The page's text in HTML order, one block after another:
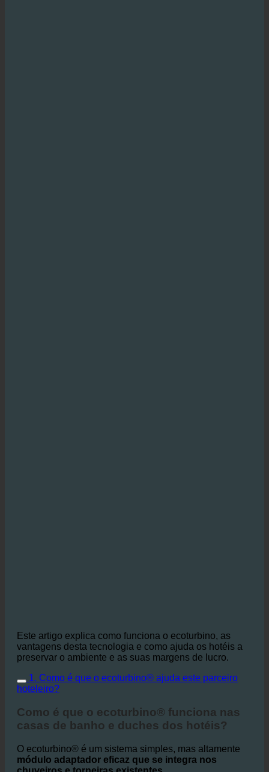
Este artigo explica como funciona o ecoturbino, as
vantagens desta tecnologia e como ajuda os hotéis a
preservar o ambiente e as suas margens de lucro.
hoteleiro?
casas de banho e duches dos hotéis?